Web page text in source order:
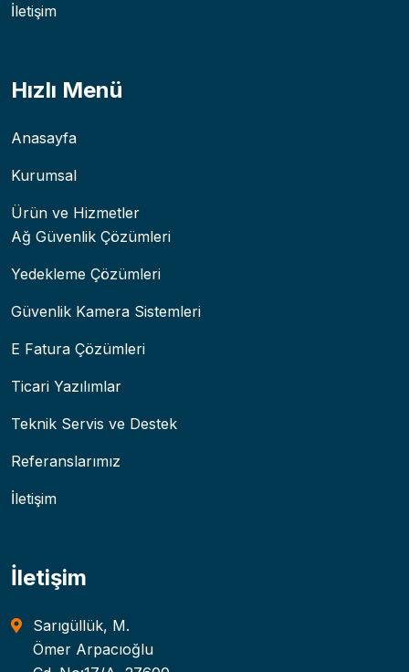
İletişim
Hızlı Menü
Anasayfa
Kurumsal
Ürün ve Hizmetler
Ağ Güvenlik Çözümleri
Yedekleme Çözümleri
Güvenlik Kamera Sistemleri
E Fatura Çözümleri
Ticari Yazılımlar
Teknik Servis ve Destek
Referanslarımız
İletişim
İletişim
Sarıgüllük, M.
Ömer Arpacıoğlu